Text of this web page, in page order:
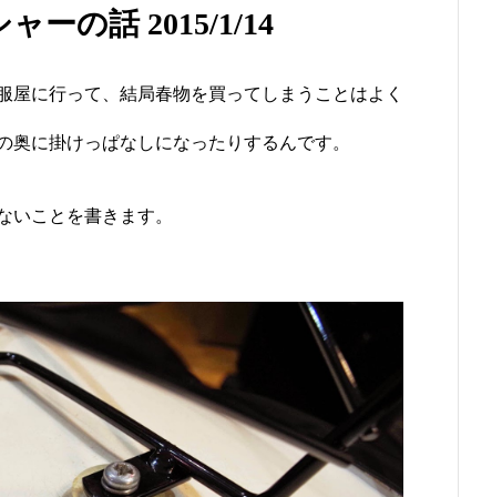
ーの話 2015/1/14
に行って、結局春物を買ってしまうことはよく
に掛けっぱなしになったりするんです。
いことを書きます。